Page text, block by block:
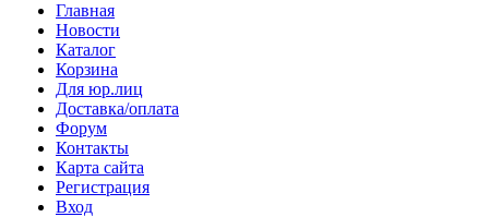
Главная
Новости
Каталог
Корзина
Для юр.лиц
Доставка/оплата
Форум
Контакты
Карта сайта
Регистрация
Вход